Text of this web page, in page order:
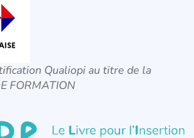
Qualiopi au titre de la
FORMATION